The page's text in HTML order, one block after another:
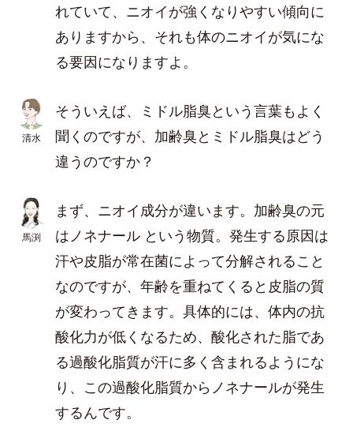
れていて、ニオイが強くなりやすい傾向に
ありますから、それも体のニオイが気にな
る要因になりますよ。
清水
そういえば、ミドル脂臭という言葉もよく
聞くのですが、加齢臭とミドル脂臭はどう
違うのですか？
馬渕
まず、ニオイ成分が違います。加齢臭の元
はノネナール という物質。発生する原因は
汗や皮脂が常在菌によって分解されること
なのですが、年齢を重ねてくると皮脂の質
が変わってきます。具体的には、体内の抗
酸化力が低くなるため、酸化された脂であ
る過酸化脂質が汗に多く含まれるようにな
り、この過酸化脂質からノネナールが発生
するんです。